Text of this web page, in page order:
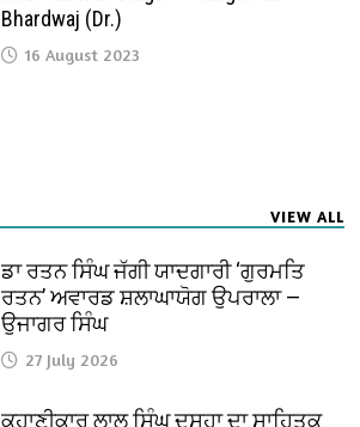
Bhardwaj (Dr.)
16 August 2023
VIEW ALL
ਡਾ ਰਤਨ ਸਿੰਘ ਜੱਗੀ ਯਾਦਗਾਰੀ ‘ਗੁਰਮਤਿ
ਰਤਨ’ ਅਵਾਰਡ ਸ਼ਲਾਘਾਯੋਗ ਉਪਰਾਲਾ —
ਉਜਾਗਰ ਸਿੰਘ
27 July 2026
ਕਹਾਣੀਕਾਰ ਲਾਲ ਸਿੰਘ ਦਸੂਹਾ ਦਾ ਸਾਹਿਤਕ